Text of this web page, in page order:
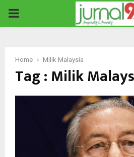
PRIMARY
Home Milik Malaysia
Tag : Milik